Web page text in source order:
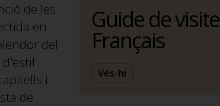
de les
en
del
i
de
Guide de visite
Français
Vés-hi